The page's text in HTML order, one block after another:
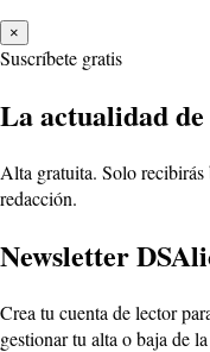
×
Suscríbete gratis
La actualidad
Alta gratuita. Solo
redacción.
Newsletter
Crea tu cuenta de lector
gestionar tu alta o baja de